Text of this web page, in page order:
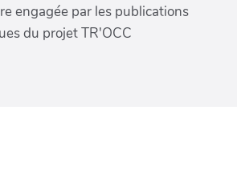
engagée par les publications
du projet TR'OCC